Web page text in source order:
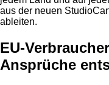
aus der neuen
ableiten.
EU-
Ansprüche